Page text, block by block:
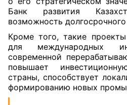
Банк развития
возможность
Кроме того, такие
для международных
современной
повышает
страны, способствует
формированию новых